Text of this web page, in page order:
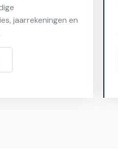
jaarrekeningen en